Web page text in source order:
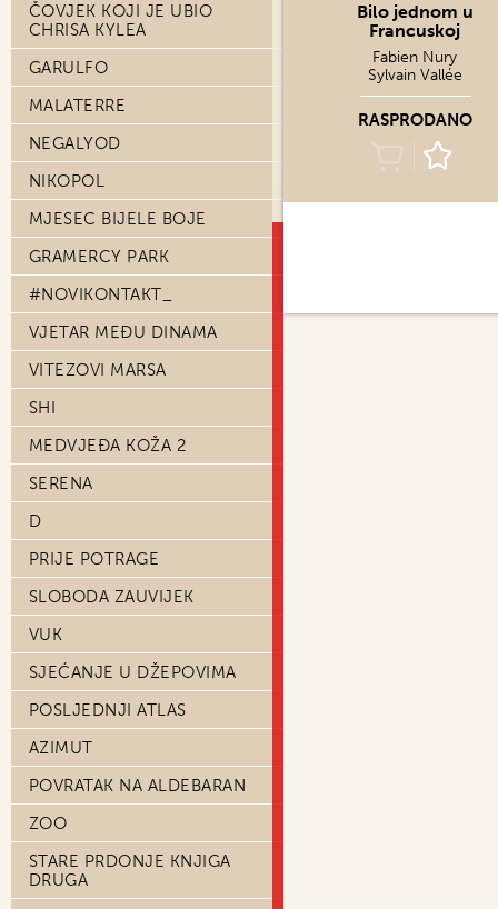
ČOVJEK KOJI JE UBIO
CHRISA KYLEA
GARULFO
MALATERRE
NEGALYOD
NIKOPOL
MJESEC BIJELE BOJE
GRAMERCY PARK
#NOVIKONTAKT_
VJETAR MEĐU DINAMA
VITEZOVI MARSA
SHI
MEDVJEĐA KOŽA 2
SERENA
D
PRIJE POTRAGE
SLOBODA ZAUVIJEK
VUK
SJEĆANJE U DŽEPOVIMA
POSLJEDNJI ATLAS
AZIMUT
POVRATAK NA ALDEBARAN
ZOO
STARE PRDONJE KNJIGA
DRUGA
Bilo jednom u
Francuskoj
Fabien Nury
Sylvain Vallée
RASPRODANO